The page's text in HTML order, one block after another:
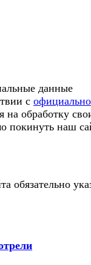
данные
с
на обработку
покинуть наш
обязательно